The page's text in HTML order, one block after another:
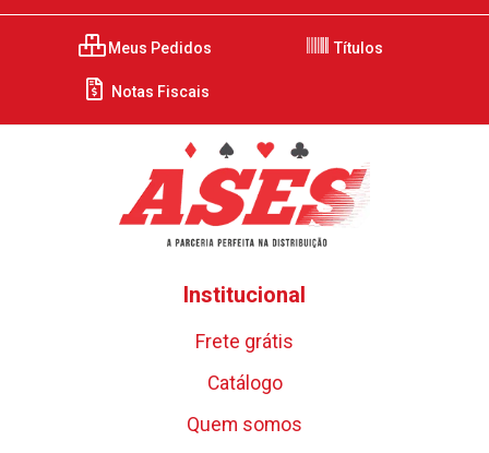
Meus Pedidos Títulos
Notas Fiscais
Institucional
Frete grátis
Catálogo
Quem somos